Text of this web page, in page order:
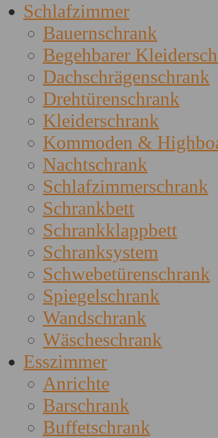
Schlafzimmer
Bauernschrank
Begehbarer
Dachschrägenschrank
Drehtürenschrank
Kleiderschrank
Kommoden &
Nachtschrank
Schlafzimmerschrank
Schrankbett
Schrankklappbett
Schranksystem
Schwebetürenschrank
Spiegelschrank
Wandschrank
Wäscheschrank
Esszimmer
Anrichte
Barschrank
Buffetschrank